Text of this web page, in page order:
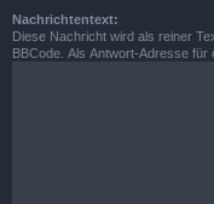
Nachrichtentext:
Diese Nachricht wird als reiner
BBCode. Als Antwort-Adresse für